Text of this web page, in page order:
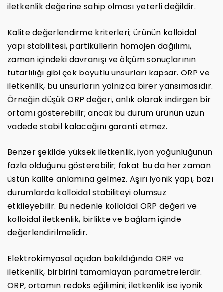
iletkenlik değerine sahip olması yeterli değildir.
Kalite değerlendirme kriterleri; ürünün kolloidal
yapı stabilitesi, partiküllerin homojen dağılımı,
zaman içindeki davranışı ve ölçüm sonuçlarının
tutarlılığı gibi çok boyutlu unsurları kapsar. ORP ve
iletkenlik, bu unsurların yalnızca birer yansımasıdır.
Örneğin düşük ORP değeri, anlık olarak indirgen bir
ortamı gösterebilir; ancak bu durum ürünün uzun
vadede stabil kalacağını garanti etmez.
Benzer şekilde yüksek iletkenlik, iyon yoğunluğunun
fazla olduğunu gösterebilir; fakat bu da her zaman
üstün kalite anlamına gelmez. Aşırı iyonik yapı, bazı
durumlarda kolloidal stabiliteyi olumsuz
etkileyebilir. Bu nedenle kolloidal ORP değeri ve
kolloidal iletkenlik, birlikte ve bağlam içinde
değerlendirilmelidir.
Elektrokimyasal açıdan bakıldığında ORP ve
iletkenlik, birbirini tamamlayan parametrelerdir.
ORP, ortamın redoks eğilimini; iletkenlik ise iyonik